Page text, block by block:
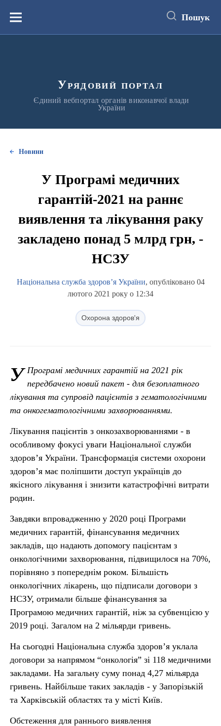
вмістуМеню Пошук
Урядовий портал
Єдиний вебпортал органів виконавчої влади
України
Новини
У Програмі медичних
гарантій-2021 на раннє
виявлення та лікування раку
закладено понад 5 млрд грн, -
НСЗУ
Національна служба здоров’я України, опубліковано 04
лютого 2021 року о 12:34
Охорона здоров'я
У Програмі медичних гарантій на 2021 рік
передбачено новий пакет - для безоплатного
лікування та супровід пацієнтів з гематологічними
та онкогематологічними захворюваннями.
Лікування пацієнтів з онкозахворюваннями - в
особливому фокусі уваги Національної служби
здоров’я України. Трансформація системи охорони
здоров’я має поліпшити доступ українців до
якісного лікування і знизити катастрофічні витрати
родин.
Завдяки впровадженню у 2020 році Програми
медичних гарантій, фінансування медичних
закладів, що надають допомогу пацієнтам з
онкологічними захворювання, підвищилося на 70%,
порівняно з попереднім роком. Більшість
онкологічних лікарень, що підписали договори з
НСЗУ, отримали більше фінансування за
Програмою медичних гарантій, ніж за субвенцією у
2019 році. Загалом на 2 мільярди гривень.
На сьогодні Національна служба здоров’я уклала
договори за напрямом “онкологія” зі 118 медичними
закладами. На загальну суму понад 4,27 мільярда
гривень. Найбільше таких закладів - у Запорізькій
та Харківській областях та у місті Київ.
Обстеження для раннього виявлення